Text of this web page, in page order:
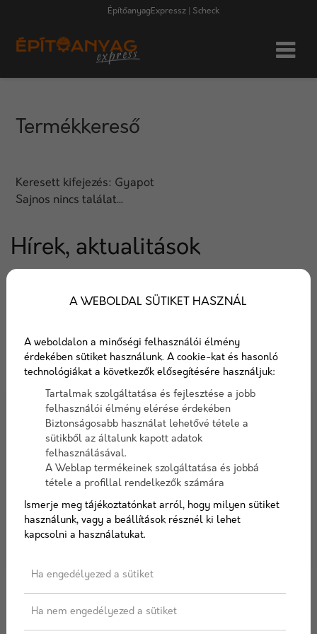
ÉpítőanyagExpressz | Scheck
Termékkereső
Keresett kifejezés: Gyapot
Sajnos nincs találat...
Hírek, aktualitások
Hírek az építőipar világából. Termék újdonságok,
Az építőanyagok szerepe a hő- és
A WEBOLDAL SÜTIKET HASZNÁL
A weboldalon a minőségi felhasználói élmény
érdekében sütiket használunk. A cookie-kat és hasonló
technológiákat a következők elősegítésére használjuk:
Tartalmak szolgáltatása és fejlesztése a jobb
felhasználói élmény elérése érdekében
Biztonságosabb használat lehetővé tétele a
sütikből az általunk kapott adatok
felhasználásával.
A Weblap termékeinek szolgáltatása és jobbá
tétele a profillal rendelkezők számára
Ismerje meg tájékoztatónkat arról, hogy milyen sütiket
használunk, vagy a beállítások résznél ki lehet
kapcsolni a használatukat.
Ha engedélyezed a sütiket
Ha nem engedélyezed a sütiket